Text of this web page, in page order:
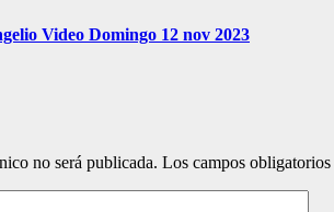
Video Domingo 12 nov 2023
no será publicada. Los campos obligatorios